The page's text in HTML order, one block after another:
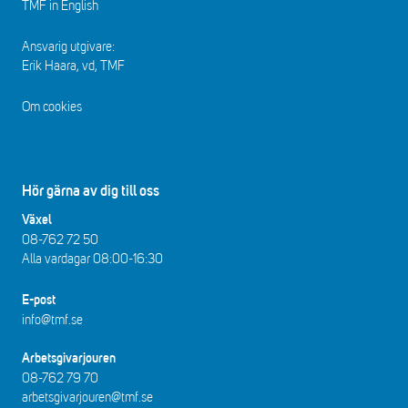
TMF in English
Ansvarig utgivare:
Erik Haara, vd, TMF
Om cookies
Hör gärna av dig till oss
Växel
08-762 72 50
Alla vardagar 08:00-16:30​​
E-post
info@tmf.se
Arbetsgivarjouren
08-762 79 70
arbetsgivarjouren@tmf.se